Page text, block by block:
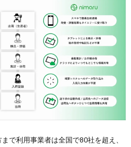
で利用事業者は全国で80社を超え、